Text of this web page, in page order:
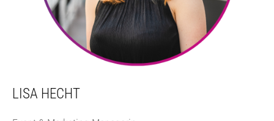
LISA HECHT